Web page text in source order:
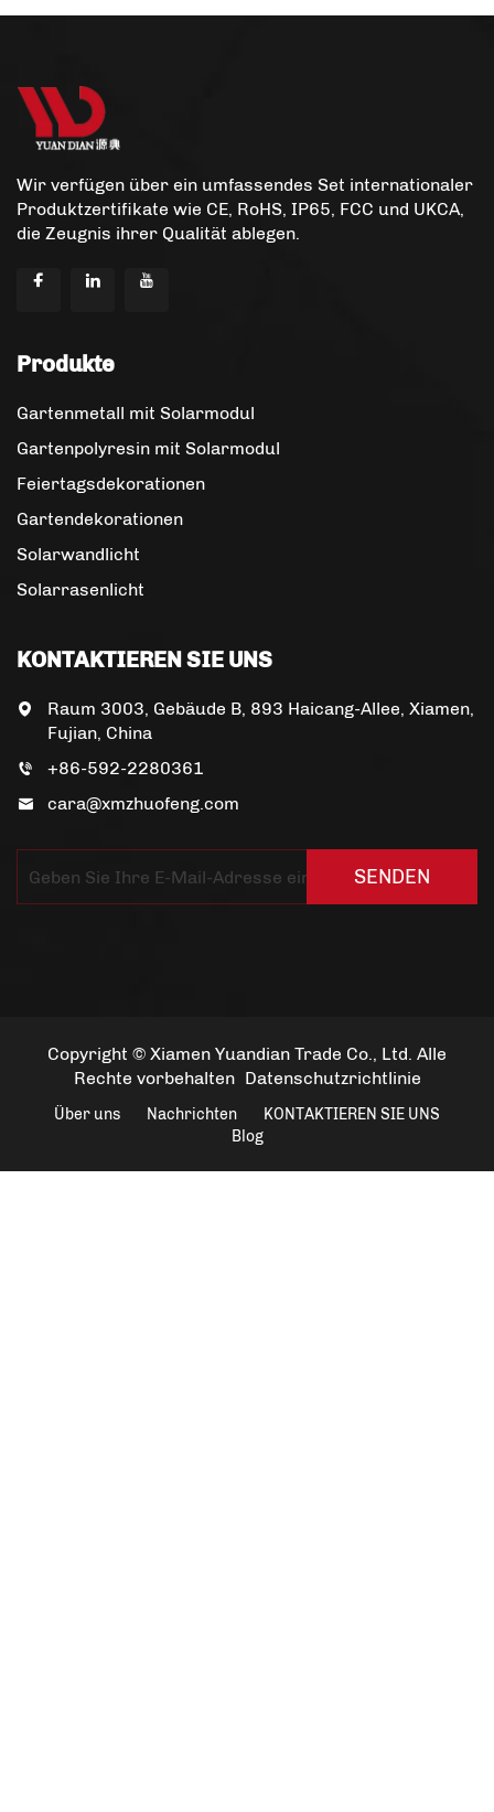
Wir verfügen über ein umfassendes Set internationaler
Produktzertifikate wie CE, RoHS, IP65, FCC und UKCA,
die Zeugnis ihrer Qualität ablegen.
Produkte
Gartenmetall mit Solarmodul
Gartenpolyresin mit Solarmodul
Feiertagsdekorationen
Gartendekorationen
Solarwandlicht
Solarrasenlicht
KONTAKTIEREN SIE UNS
Raum 3003, Gebäude B, 893 Haicang-Allee, Xiamen,
Fujian, China
+86-592-2280361
cara@xmzhuofeng.com
SENDEN
Copyright © Xiamen Yuandian Trade Co., Ltd. Alle
Rechte vorbehalten Datenschutzrichtlinie
Über uns Nachrichten
KONTAKTIEREN SIE UNS
Blog